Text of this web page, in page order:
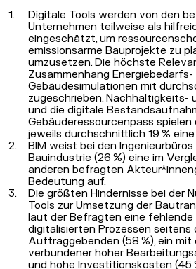
Digitale Tools werden von den
Unternehmen teilweise als
eingeschätzt, um
emissionsarme Bauprojekte zu
umzusetzen. Die höchste
Zusammenhang Energiebedarfs-
Gebäudesimulationen mit
zugeschrieben. Nachhaltigkeits-
und die digitale
Gebäuderessourcenpass
jeweils durchschnittlich 19 % eine
BIM weist bei den
Bauindustrie (26 %) eine im
anderen befragten
Bedeutung auf.
Die größten Hindernisse bei der
Tools zur Umsetzung der
laut der Befragten eine
digitalisierten Prozessen seitens
Auftraggebenden (58 %), ein mit
verbundener hoher
und hohe Investitionskosten (45